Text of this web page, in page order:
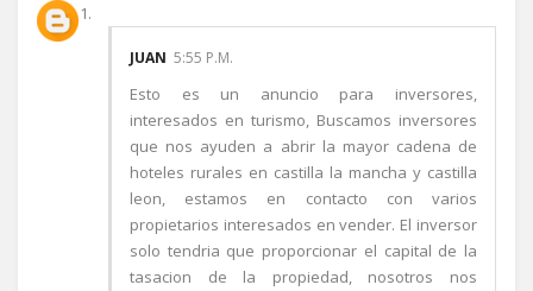
JUAN 5:55 P.M.
Esto es un anuncio para inversores,
interesados en turismo, Buscamos inversores
que nos ayuden a abrir la mayor cadena de
hoteles rurales en castilla la mancha y castilla
leon, estamos en contacto con varios
propietarios interesados en vender. El inversor
solo tendria que proporcionar el capital de la
tasacion de la propiedad, nosotros nos